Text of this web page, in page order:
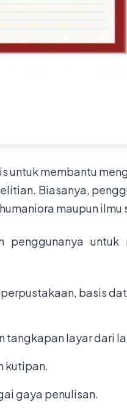
untuk membantu
Biasanya,
maupun ilmu
penggunanya untuk
basis
tangkapan layar dari
kutipan.
gaya penulisan.